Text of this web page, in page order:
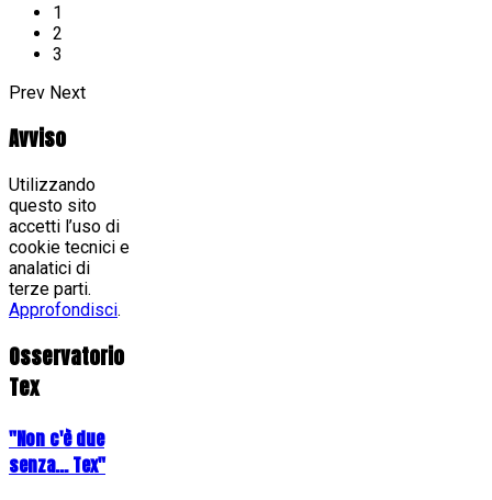
1
2
3
Prev Next
Avviso
Utilizzando
questo sito
accetti l’uso di
cookie tecnici e
analatici di
terze parti.
Approfondisci.
Osservatorio
Tex
"Non c'è due
senza... Tex"